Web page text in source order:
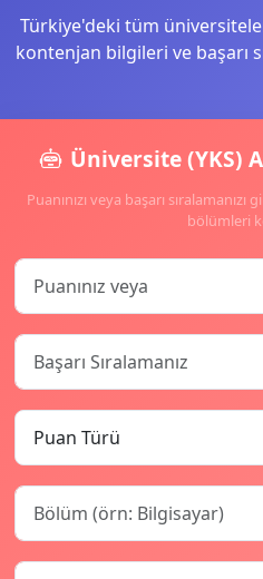
Türkiye'deki tüm
kontenjan bilgileri ve başarı
Üniversite (YKS)
Puanınızı veya başarı
bölümleri